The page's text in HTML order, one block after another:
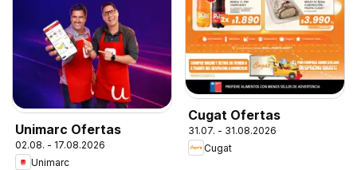
Unimarc Ofertas
02.08. - 17.08.2026
Unimarc
Cugat Ofertas
31.07. - 31.08.2026
Cugat